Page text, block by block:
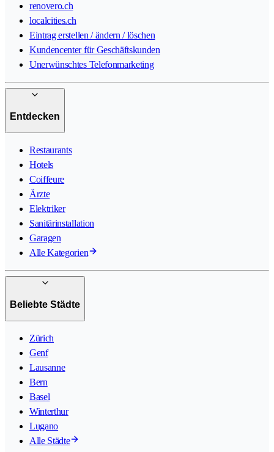
renovero.ch
localcities.ch
Eintrag erstellen / ändern / löschen
Kundencenter für Geschäftskunden
Unerwünschtes Telefonmarketing
Entdecken
Restaurants
Hotels
Coiffeure
Ärzte
Elektriker
Sanitärinstallation
Garagen
Alle Kategorien
Beliebte Städte
Zürich
Genf
Lausanne
Bern
Basel
Winterthur
Lugano
Alle Städte